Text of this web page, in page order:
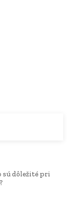
sú dôležité pri